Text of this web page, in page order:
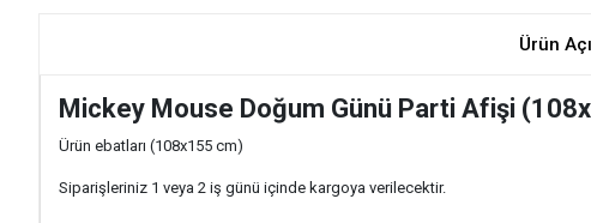
Ürün
Mickey Mouse Doğum Günü Parti Afişi
Ürün ebatları (108x155 cm)
Siparişleriniz 1 veya 2 iş günü içinde kargoya verilecektir.